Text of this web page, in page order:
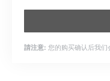
請注意: 您的购买确认后我们